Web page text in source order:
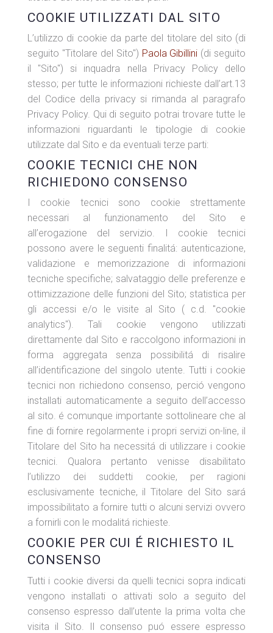
COOKIE UTILIZZATI DAL SITO
L’utilizzo di cookie da parte del titolare del sito (di
seguito "Titolare del Sito") Paola Gibillini (di seguito
il "Sito") si inquadra nella Privacy Policy dello
stesso; per tutte le informazioni richieste dall’art.13
del Codice della privacy si rimanda al paragrafo
Privacy Policy. Qui di seguito potrai trovare tutte le
informazioni riguardanti le tipologie di cookie
utilizzate dal Sito e da eventuali terze parti:
COOKIE TECNICI CHE NON
RICHIEDONO CONSENSO
I cookie tecnici sono cookie strettamente
necessari al funzionamento del Sito e
all’erogazione del servizio. I cookie tecnici
possono avere le seguenti finalitá: autenticazione,
validazione e memorizzazione di informazioni
tecniche specifiche; salvataggio delle preferenze e
ottimizzazione delle funzioni del Sito; statistica per
gli accessi e/o le visite al Sito ( c.d. "cookie
analytics"). Tali cookie vengono utilizzati
direttamente dal Sito e raccolgono informazioni in
forma aggregata senza possibilitá di risalire
all’identificazione del singolo utente. Tutti i cookie
tecnici non richiedono consenso, perció vengono
installati automaticamente a seguito dell’accesso
al sito. é comunque importante sottolineare che al
fine di fornire regolarmente i propri servizi on-line, il
Titolare del Sito ha necessitá di utilizzare i cookie
tecnici. Qualora pertanto venisse disabilitato
l’utilizzo dei suddetti cookie, per ragioni
esclusivamente tecniche, il Titolare del Sito sará
impossibilitato a fornire tutti o alcuni servizi ovvero
a fornirli con le modalitá richieste.
COOKIE PER CUI É RICHIESTO IL
CONSENSO
Tutti i cookie diversi da quelli tecnici sopra indicati
vengono installati o attivati solo a seguito del
consenso espresso dall’utente la prima volta che
visita il Sito. Il consenso puó essere espresso